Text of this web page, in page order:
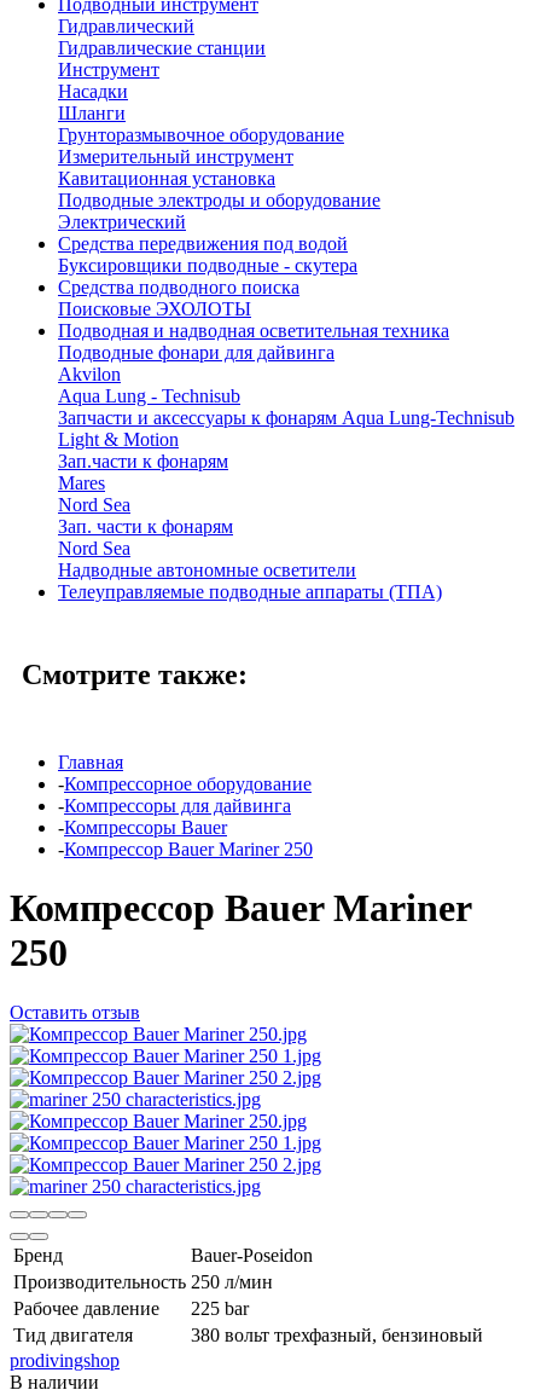
Подводный инструмент
Гидравлический
Гидравлические станции
Инструмент
Насадки
Шланги
Грунторазмывочное оборудование
Измерительный инструмент
Кавитационная установка
Подводные электроды и оборудование
Электрический
Средства передвижения под водой
Буксировщики подводные - скутера
Средства подводного поиска
Поисковые ЭХОЛОТЫ
Подводная и надводная осветительная техника
Подводные фонари для дайвинга
Akvilon
Aqua Lung - Technisub
Запчасти и аксессуары к фонарям Aqua Lung-Technisub
Light & Motion
Зап.части к фонарям
Mares
Nord Sea
Зап. части к фонарям
Nord Sea
Надводные автономные осветители
Телеуправляемые подводные аппараты (ТПА)
Смотрите также:
Главная
-Компрессорное оборудование
-Компрессоры для дайвинга
-Компрессоры Bauer
-Компрессор Bauer Mariner 250
Компрессор Bauer Mariner
250
Оставить отзыв
Бренд
Bauer-Poseidon
Производительность 250 л/мин
Рабочее давление
225 bar
Тид двигателя
380 вольт трехфазный, бензиновый
prodivingshop
В наличии